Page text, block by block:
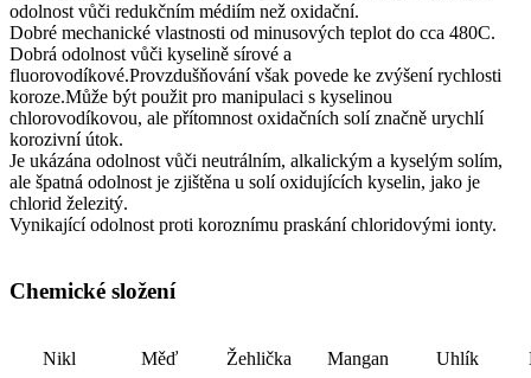
odolnost vůči redukčním médiím než oxidační.
Dobré mechanické vlastnosti od minusových teplot do cca 480C.
Dobrá odolnost vůči kyselině sírové a
fluorovodíkové.Provzdušňování však povede ke zvýšení rychlosti
koroze.Může být použit pro manipulaci s kyselinou
chlorovodíkovou, ale přítomnost oxidačních solí značně urychlí
korozivní útok.
Je ukázána odolnost vůči neutrálním, alkalickým a kyselým solím,
ale špatná odolnost je zjištěna u solí oxidujících kyselin, jako je
chlorid železitý.
Vynikající odolnost proti koroznímu praskání chloridovými ionty.
Chemické složení
Nikl Měď Žehlička Mangan Uhlík